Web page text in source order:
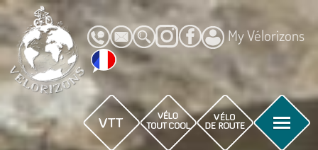
My Vélorizons